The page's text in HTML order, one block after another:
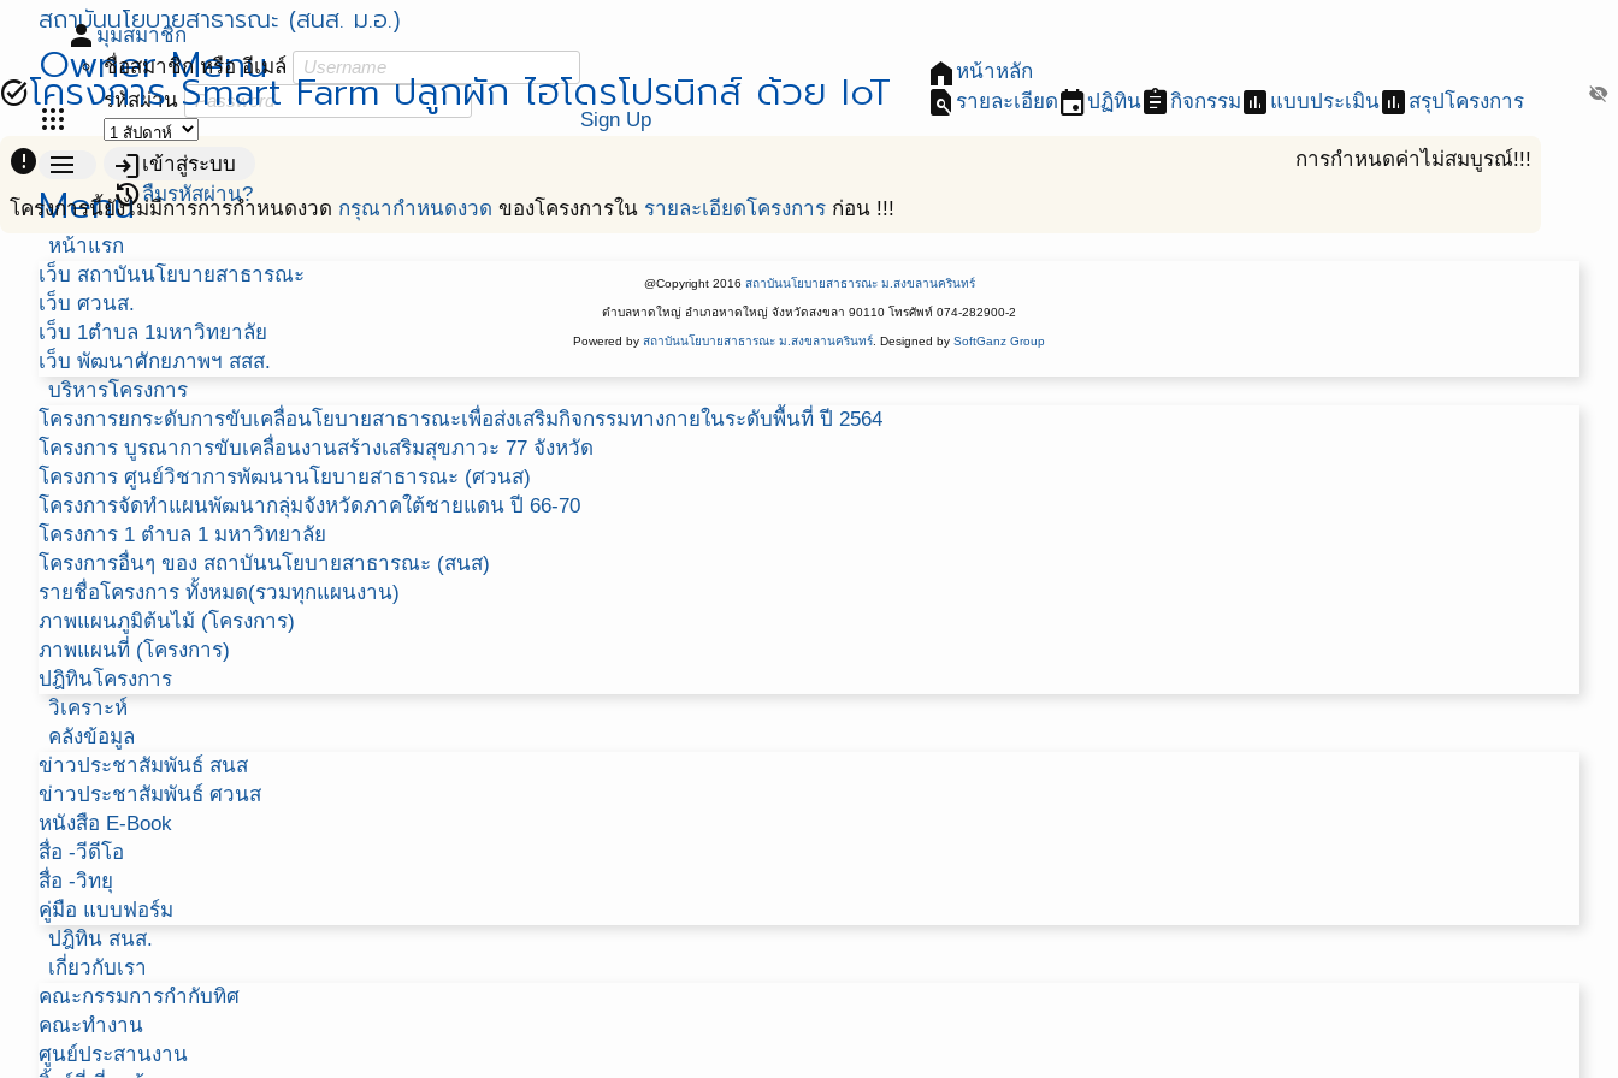
สถาบันนโยบายสาธารณะ (สนส. ม.อ.)
Owner Menu
apps
personมุมสมาชิก
ชื่อสมาชิก หรือ อีเมล์
รหัสผ่าน
visibility_off
loginเข้าสู่ระบบ
restoreลืมรหัสผ่าน?
Sign Up
menu
Menu
หน้าแรก
เว็บ สถาบันนโยบายสาธารณะ
เว็บ ศวนส.
เว็บ 1ตำบล 1มหาวิทยาลัย
เว็บ พัฒนาศักยภาพฯ สสส.
บริหารโครงการ
โครงการยกระดับการขับเคลื่อนโยบายสาธารณะเพื่อส่งเสริมกิจกรรมทางกายในระดับพื้นที่ ปี 2564
โครงการ บูรณาการขับเคลื่อนงานสร้างเสริมสุขภาวะ 77 จังหวัด
โครงการ ศูนย์วิชาการพัฒนานโยบายสาธารณะ (ศวนส)
โครงการจัดทำแผนพัฒนากลุ่มจังหวัดภาคใต้ชายแดน ปี 66-70
โครงการ 1 ตำบล 1 มหาวิทยาลัย
โครงการอื่นๆ ของ สถาบันนโยบายสาธารณะ (สนส)
รายชื่อโครงการ ทั้งหมด(รวมทุกแผนงาน)
ภาพแผนภูมิต้นไม้ (โครงการ)
ภาพแผนที่ (โครงการ)
ปฎิทินโครงการ
วิเคราะห์
คลังข้อมูล
ข่าวประชาสัมพันธ์ สนส
ข่าวประชาสัมพันธ์ ศวนส
หนังสือ E-Book
สื่อ -วีดีโอ
สื่อ -วิทยุ
คู่มือ แบบฟอร์ม
ปฎิทิน สนส.
เกี่ยวกับเรา
คณะกรรมการกำกับทิศ
คณะทำงาน
ศูนย์ประสานงาน
task_altโครงการ Smart Farm ปลูกผัก ไฮโดรโปรนิกส์ ด้วย IoT home หน้าหลัก
find_in_page รายละเอียดeventปฏิทินassignmentกิจกรรมassessment แบบประเมินassessment สรุปโครงการ
error การกำหนดค่าไม่สมบูรณ์!!!
โครงการนี้ยังไม่มีการการกำหนดงวด กรุณากำหนดงวด ของโครงการใน รายละเอียดโครงการ ก่อน !!!
@Copyright 2016 สถาบันนโยบายสาธารณะ ม.สงขลานครินทร์
ตำบลหาดใหญ่ อำเภอหาดใหญ่ จังหวัดสงขลา 90110 โทรศัพท์ 074-282900-2
Powered by สถาบันนโยบายสาธารณะ ม.สงขลานครินทร์ . Designed by SoftGanz Group